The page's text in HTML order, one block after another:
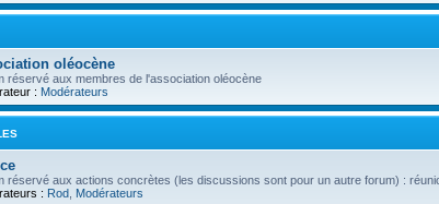
oléocène
réservé aux membres de l'association oléocène
: Modérateurs
réservé aux actions concrètes (les discussions sont pour un autre forum) :
: Rod Modérateurs